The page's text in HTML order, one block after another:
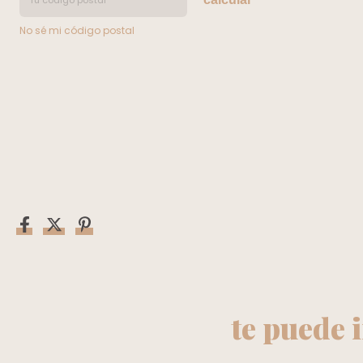
No sé mi código postal
te puede